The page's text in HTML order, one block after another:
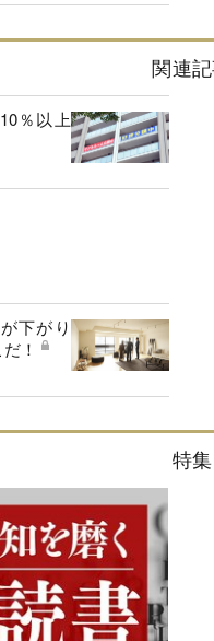
関連
％以上
下がり
！
特集